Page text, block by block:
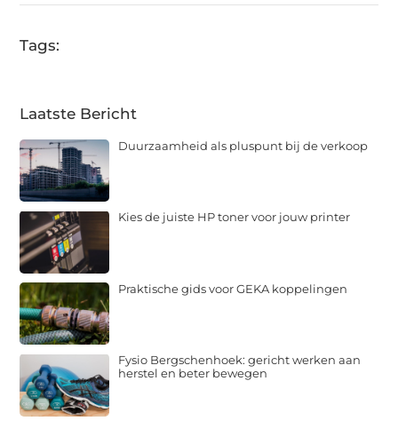
Tags:
Laatste Bericht
Duurzaamheid als pluspunt bij de verkoop
Kies de juiste HP toner voor jouw printer
Praktische gids voor GEKA koppelingen
Fysio Bergschenhoek: gericht werken aan
herstel en beter bewegen